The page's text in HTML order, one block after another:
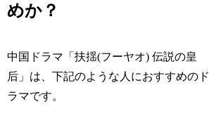
めか？
中国ドラマ「扶揺(フーヤオ) 伝説の皇
后」は、下記のような人におすすめのド
ラマです。